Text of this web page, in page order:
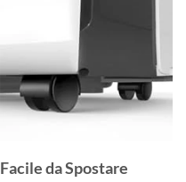
Facile da Spostare